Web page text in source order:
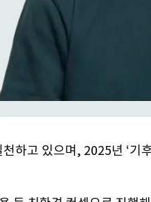
하고 있으며, 2025년 ‘